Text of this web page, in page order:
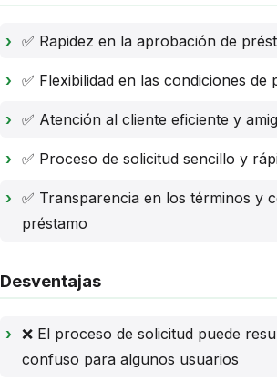
✅ Rapidez en la aprobación de
✅ Flexibilidad en las condiciones de
✅ Atención al cliente eficiente y
✅ Proceso de solicitud sencillo y
✅ Transparencia en los términos y
préstamo
Desventajas
❌ El proceso de solicitud puede
confuso para algunos usuarios